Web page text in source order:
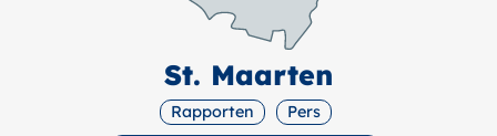
St. Maarten
Rapporten
Pers